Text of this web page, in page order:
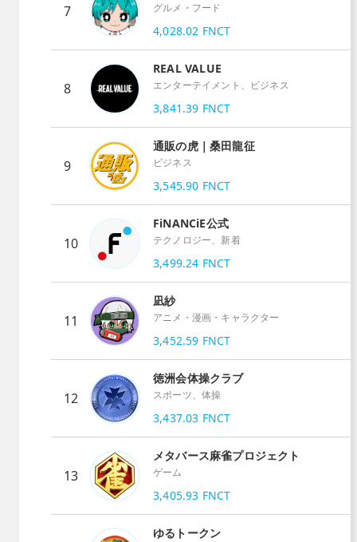
7 グルメ・フード
4,028.02 FNCT
8
REAL VALUE
エンターテイメント、ビジネス
3,841.39 FNCT
9
通販の虎｜桑田龍征
ビジネス
3,545.90 FNCT
10
FiNANCiE公式
テクノロジー、新着
3,499.24 FNCT
11
凪紗
アニメ・漫画・キャラクター
3,452.59 FNCT
12
徳洲会体操クラブ
スポーツ、体操
3,437.03 FNCT
13
メタバース麻雀プロジェクト
ゲーム
3,405.93 FNCT
ゆるトークン